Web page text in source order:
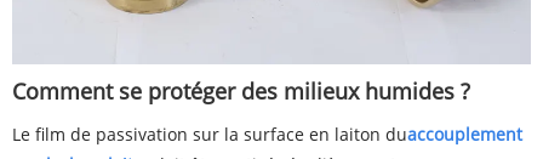
Comment se protéger des milieux humides ?
Le film de passivation sur la surface en laiton duaccouplement